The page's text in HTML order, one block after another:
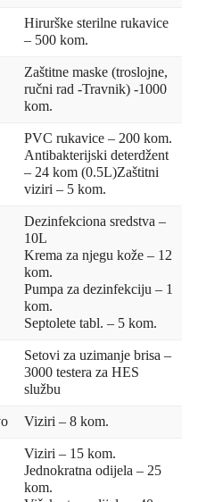
Hirurške sterilne rukavice
– 500 kom.
Zaštitne maske (troslojne,
ručni rad -Travnik) -1000
kom.
PVC rukavice – 200 kom.
Antibakterijski deterdžent
– 24 kom (0.5L)Zaštitni
viziri – 5 kom.
Dezinfekciona sredstva –
10L
Krema za njegu kože – 12
kom.
Pumpa za dezinfekciju – 1
kom.
Septolete tabl. – 5 kom.
Setovi za uzimanje brisa –
3000 testera za HES
službu
Viziri – 8 kom.
Viziri – 15 kom.
Jednokratna odijela – 25
kom.